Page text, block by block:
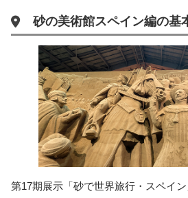
砂の美術館スペイン編の基
第17期展示「砂で世界旅行・スペイ